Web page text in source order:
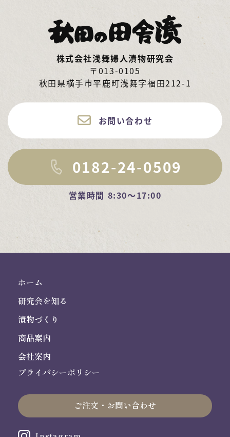
株式会社浅舞婦人漬物研究会
〒013-0105
秋田県横手市平鹿町浅舞字福田212-1
お問い合わせ
0182-24-0509
営業時間 8:30～17:00
ホーム
研究会を知る
漬物づくり
商品案内
会社案内
プライバシーポリシー
ご注文・お問い合わせ